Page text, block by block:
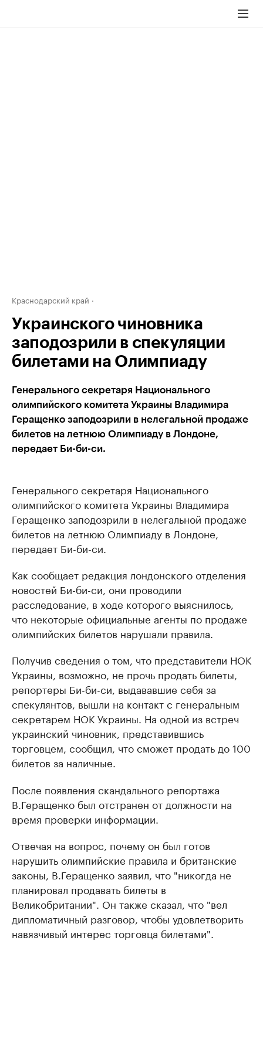
Краснодарский край
Украинского чиновника
заподозрили в спекуляции
билетами на Олимпиаду
Генерального секретаря Национального
олимпийского комитета Украины Владимира
Геращенко заподозрили в нелегальной продаже
билетов на летнюю Олимпиаду в Лондоне,
передает Би-би-си.
Генерального секретаря Национального
олимпийского комитета Украины Владимира
Геращенко заподозрили в нелегальной продаже
билетов на летнюю Олимпиаду в Лондоне,
передает Би-би-си.
Как сообщает редакция лондонского отделения
новостей Би-би-си, они проводили
расследование, в ходе которого выяснилось,
что некоторые официальные агенты по продаже
олимпийских билетов нарушали правила.
Получив сведения о том, что представители НОК
Украины, возможно, не прочь продать билеты,
репортеры Би-би-си, выдававшие себя за
спекулянтов, вышли на контакт с генеральным
секретарем НОК Украины. На одной из встреч
украинский чиновник, представившись
торговцем, сообщил, что сможет продать до 100
билетов за наличные.
После появления скандального репортажа
В.Геращенко был отстранен от должности на
время проверки информации.
Отвечая на вопрос, почему он был готов
нарушить олимпийские правила и британские
законы, В.Геращенко заявил, что "никогда не
планировал продавать билеты в
Великобритании". Он также сказал, что "вел
дипломатичный разговор, чтобы удовлетворить
навязчивый интерес торговца билетами".